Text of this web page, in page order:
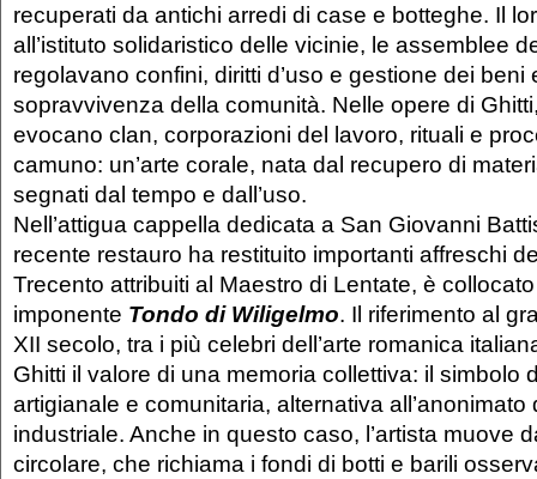
recuperati da antichi arredi di case e botteghe. Il
all’istituto solidaristico delle vicinie, le assemblee
regolavano confini, diritti d’uso e gestione dei beni
sopravvivenza della comunità. Nelle opere di
evocano clan, corporazioni del lavoro, rituali e
camuno: un’arte corale, nata dal recupero di
segnati dal tempo e dall’uso.
Nell’attigua cappella dedicata a San Giovanni
recente restauro ha restituito importanti affreschi
Trecento attribuiti al Maestro di Lentate, è
imponente Tondo di Wiligelmo. Il riferimento al
XII secolo, tra i più celebri dell’arte romanica
Ghitti il valore di una memoria collettiva: il simbolo
artigianale e comunitaria, alternativa all’anonimato
industriale. Anche in questo caso, l’artista muove
circolare, che richiama i fondi di botti e barili